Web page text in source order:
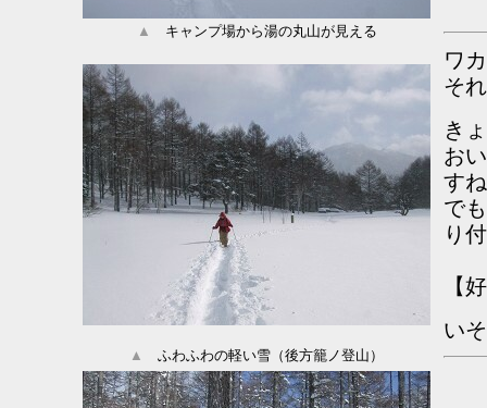
▲ キャンプ場から湯の丸山が見える
ワ
そ
き
お
す
で
り
【
い
▲ ふわふわの軽い雪（後方籠ノ登山）